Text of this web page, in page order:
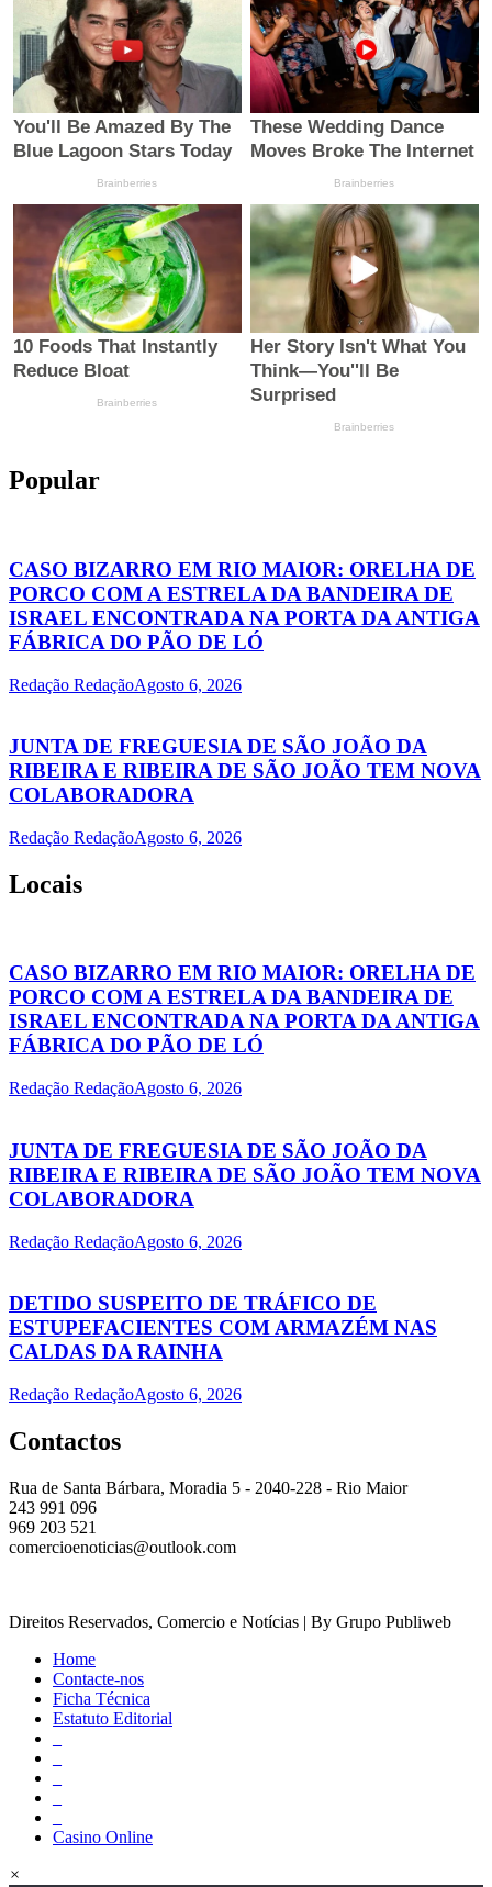
Popular
CASO BIZARRO EM RIO MAIOR: ORELHA DE
PORCO COM A ESTRELA DA BANDEIRA DE
ISRAEL ENCONTRADA NA PORTA DA ANTIGA
FÁBRICA DO PÃO DE LÓ
Redação RedaçãoAgosto 6, 2026
JUNTA DE FREGUESIA DE SÃO JOÃO DA
RIBEIRA E RIBEIRA DE SÃO JOÃO TEM NOVA
COLABORADORA
Redação RedaçãoAgosto 6, 2026
Locais
CASO BIZARRO EM RIO MAIOR: ORELHA DE
PORCO COM A ESTRELA DA BANDEIRA DE
ISRAEL ENCONTRADA NA PORTA DA ANTIGA
FÁBRICA DO PÃO DE LÓ
Redação RedaçãoAgosto 6, 2026
JUNTA DE FREGUESIA DE SÃO JOÃO DA
RIBEIRA E RIBEIRA DE SÃO JOÃO TEM NOVA
COLABORADORA
Redação RedaçãoAgosto 6, 2026
DETIDO SUSPEITO DE TRÁFICO DE
ESTUPEFACIENTES COM ARMAZÉM NAS
CALDAS DA RAINHA
Redação RedaçãoAgosto 6, 2026
Contactos
Rua de Santa Bárbara, Moradia 5 - 2040-228 - Rio Maior
243 991 096
969 203 521
comercioenoticias@outlook.com
Direitos Reservados, Comercio e Notícias | By Grupo Publiweb
Home
Contacte-nos
Ficha Técnica
Estatuto Editorial
Casino Online
×